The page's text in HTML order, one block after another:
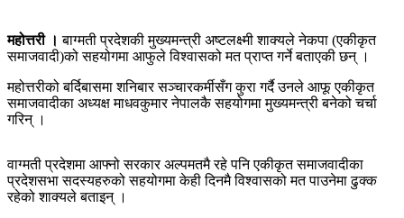
महोत्तरी ।बाग्मती प्रदेशकी मुख्यमन्त्री अष्टलक्ष्मी शाक्यले नेकपा (एकीकृत
समाजवादी)को सहयोगमा आफुले विश्वासको मत प्राप्त गर्ने बताएकी छन् ।
महोत्तरीको बर्दिबासमा शनिबार सञ्चारकर्मीसँग कुरा गर्दै उनले आफू एकीकृत
समाजवादीका अध्यक्ष माधवकुमार नेपालकै सहयोगमा मुख्यमन्त्री बनेको चर्चा
गरिन् ।
वाग्मती प्रदेशमा आफ्नो सरकार अल्पमतमै रहे पनि एकीकृत समाजवादीका
प्रदेशसभा सदस्यहरुको सहयोगमा केही दिनमै विश्वासको मत पाउनेमा ढुक्क
रहेको शाक्यले बताइन् ।